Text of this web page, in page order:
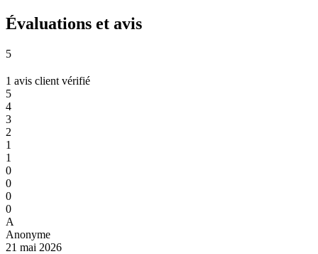
Évaluations et avis
5
1 avis client vérifié
5
4
3
2
1
1
0
0
0
0
A
Anonyme
21 mai 2026